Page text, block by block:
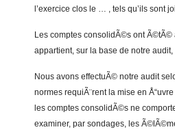
l’exercice clos le … , tels qu’ils sont
Les comptes consolidÃ©s ont Ã©tÃ©
appartient, sur la base de notre
Nous avons effectuÃ© notre audit
normes requiÃ¨rent la mise en
les comptes consolidÃ©s ne
examiner, par sondages, les